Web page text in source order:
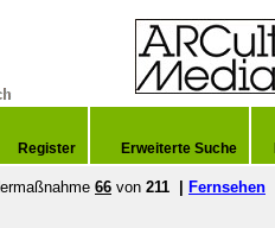
Register Erweiterte Suche
66 von 211 Fernsehen